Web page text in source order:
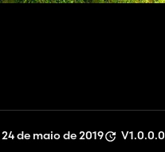
24 de maio de 2019 V1.0.0.0